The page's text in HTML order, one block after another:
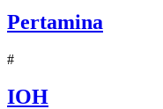
Pertamina
#
IOH